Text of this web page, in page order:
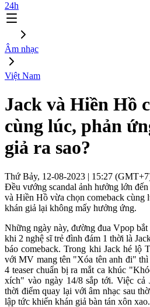
24h
Âm nhạc
Việt Nam
Jack và Hiền Hồ
cùng lúc, phản
giả ra sao?
Thứ Bảy, 12-08-2023 | 15:27
Đều vướng scandal ảnh hưởng lớn
và Hiền Hồ vừa chọn comeback cùng
khán giả lại không mấy hưởng ứng.
Những ngày này, đường đua Vpop
khi 2 nghệ sĩ trẻ đình đám 1 thời là
báo comeback. Trong khi Jack hé lộ
với MV mang tên "Xóa tên anh đi"
4 teaser chuẩn bị ra mắt ca khúc
xích" vào ngày 14/8 sắp tới. Việc cả
thời điểm quay lại với âm nhạc sau
lập tức khiến khán giả bàn tán xôn xao.